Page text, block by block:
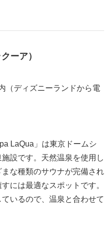
ーア）
（ディズニーランドから電
LaQua」は東京ドームシ
設です。天然温泉を使用し
な種類のサウナが完備され
には最適なスポットです。
いるので、温泉と合わせて